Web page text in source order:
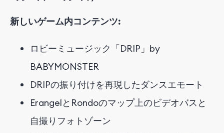
新しいゲーム内コンテンツ:
ロビーミュージック「DRIP」by
BABYMONSTER
DRIPの振り付けを再現したダンスエモート
ErangelとRondoのマップ上のビデオバスと
自撮りフォトゾーン